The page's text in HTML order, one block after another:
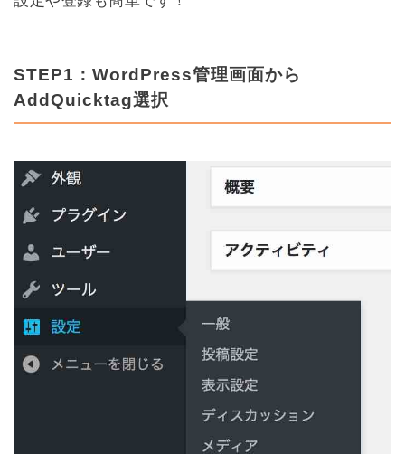
STEP1：WordPress管理画面から
AddQuicktag選択